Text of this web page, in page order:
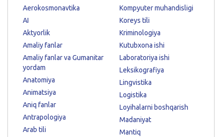
Aerokosmonavtika
AI
Aktyorlik
Amaliy fanlar
Amaliy fanlar va Gumanitar
yordam
Anatomiya
Animatsiya
Aniq fanlar
Antrapologiya
Arab tili
Kompyuter muhandisligi
Koreys tili
Kriminologiya
Kutubxona ishi
Laboratoriya ishi
Leksikografiya
Lingvistika
Logistika
Loyihalarni boshqarish
Madaniyat
Mantiq